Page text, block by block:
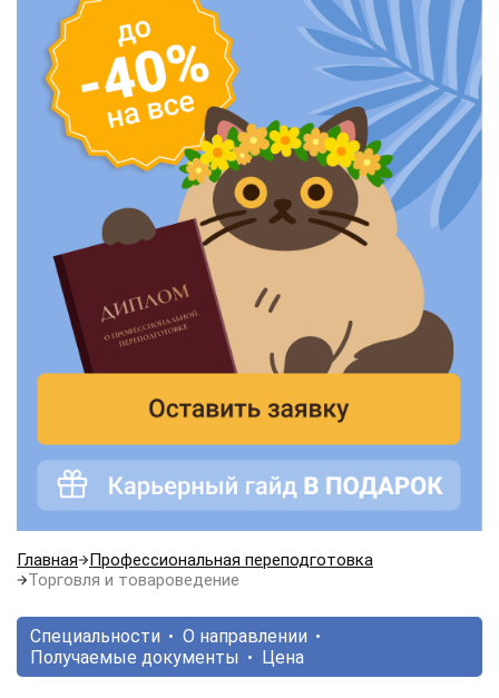
Главная
Профессиональная переподготовка
Торговля и товароведение
Специальности
О направлении
Получаемые документы
Цена